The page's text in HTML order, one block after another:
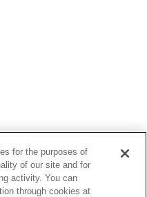
る
for the purposes of
of our site and for
activity. You can
through cookies at